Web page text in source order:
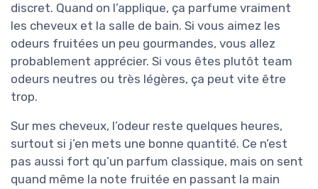
discret. Quand on l’applique, ça parfume vraiment
les cheveux et la salle de bain. Si vous aimez les
odeurs fruitées un peu gourmandes, vous allez
probablement apprécier. Si vous êtes plutôt team
odeurs neutres ou très légères, ça peut vite être
trop.
Sur mes cheveux, l’odeur reste quelques heures,
surtout si j’en mets une bonne quantité. Ce n’est
pas aussi fort qu’un parfum classique, mais on sent
quand même la note fruitée en passant la main